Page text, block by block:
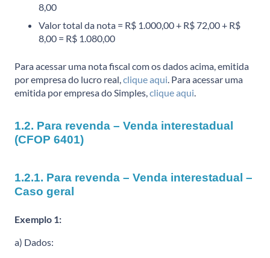
8,00
Valor total da nota = R$ 1.000,00 + R$ 72,00 + R$
8,00 = R$ 1.080,00
Para acessar uma nota fiscal com os dados acima, emitida
por empresa do lucro real, clique aqui . Para acessar uma
emitida por empresa do Simples, clique aqui
1.2. Para revenda – Venda interestadual
(CFOP 6401)
1.2.1. Para revenda – Venda interestadual –
Caso geral
Exemplo 1:
a) Dados: